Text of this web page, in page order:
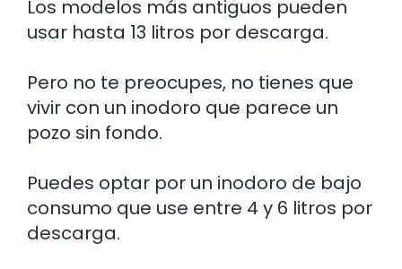
Los modelos más antiguos pueden
usar hasta 13 litros por descarga.
Pero no te preocupes, no tienes que
vivir con un inodoro que parece un
pozo sin fondo.
Puedes optar por un inodoro de bajo
consumo que use entre 4 y 6 litros por
descarga.